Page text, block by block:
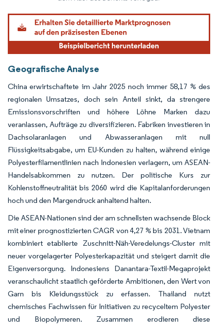
Geografische Analyse
China erwirtschaftete im Jahr 2025 noch immer 58,17 % des
regionalen Umsatzes, doch sein Anteil sinkt, da strengere
Emissionsvorschriften und höhere Löhne Marken dazu
veranlassen, Aufträge zu diversifizieren. Fabriken investieren in
Dachsolaranlagen und Abwasseranlagen mit null
Flüssigkeitsabgabe, um EU-Kunden zu halten, während einige
Polyesterfilamentlinien nach Indonesien verlagern, um ASEAN-
Handelsabkommen zu nutzen. Der politische Kurs zur
Kohlenstoffneutralität bis 2060 wird die Kapitalanforderungen
hoch und den Margendruck anhaltend halten.
Die ASEAN-Nationen sind der am schnellsten wachsende Block
mit einer prognostizierten CAGR von 4,27 % bis 2031. Vietnam
kombiniert etablierte Zuschnitt-Näh-Veredelungs-Cluster mit
neuer vorgelagerter Polyesterkapazität und steigert damit die
Eigenversorgung. Indonesiens Danantara-Textil-Megaprojekt
veranschaulicht staatlich geförderte Ambitionen, den Wert von
Garn bis Kleidungsstück zu erfassen. Thailand nutzt
chemisches Fachwissen für Initiativen zu recyceltem Polyester
und Biopolymeren. Zusammen erodieren diese